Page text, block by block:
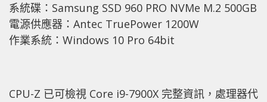
系統碟：Samsung SSD 960 PRO NVMe M.2 500GB
電源供應器：Antec TruePower 1200W
作業系統：Windows 10 Pro 64bit
CPU-Z 已可檢視 Core i9-7900X 完整資訊，處理器代